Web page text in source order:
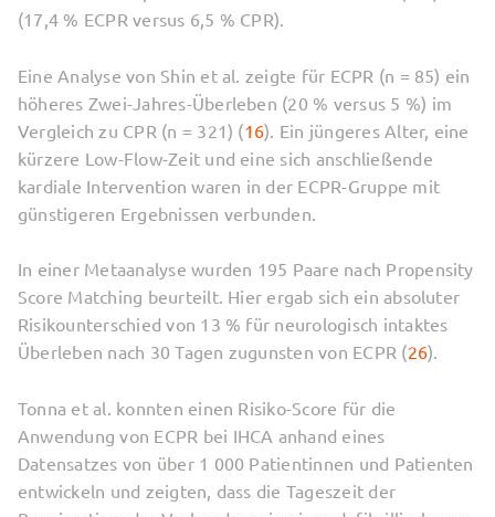
(17,4 % ECPR versus 6,5 % CPR).
Eine Analyse von Shin et al. zeigte für ECPR (n = 85) ein
höheres Zwei-Jahres-Überleben (20 % versus 5 %) im
Vergleich zu CPR (n = 321) (16). Ein jüngeres Alter, eine
kürzere Low-Flow-Zeit und eine sich anschließende
kardiale Intervention waren in der ECPR-Gruppe mit
günstigeren Ergebnissen verbunden.
In einer Metaanalyse wurden 195 Paare nach Propensity
Score Matching beurteilt. Hier ergab sich ein absoluter
Risikounterschied von 13 % für neurologisch intaktes
Überleben nach 30 Tagen zugunsten von ECPR (26).
Tonna et al. konnten einen Risiko-Score für die
Anwendung von ECPR bei IHCA anhand eines
Datensatzes von über 1 000 Patientinnen und Patienten
entwickeln und zeigten, dass die Tageszeit der